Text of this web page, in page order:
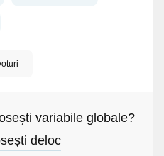
variabile globale?
deloc